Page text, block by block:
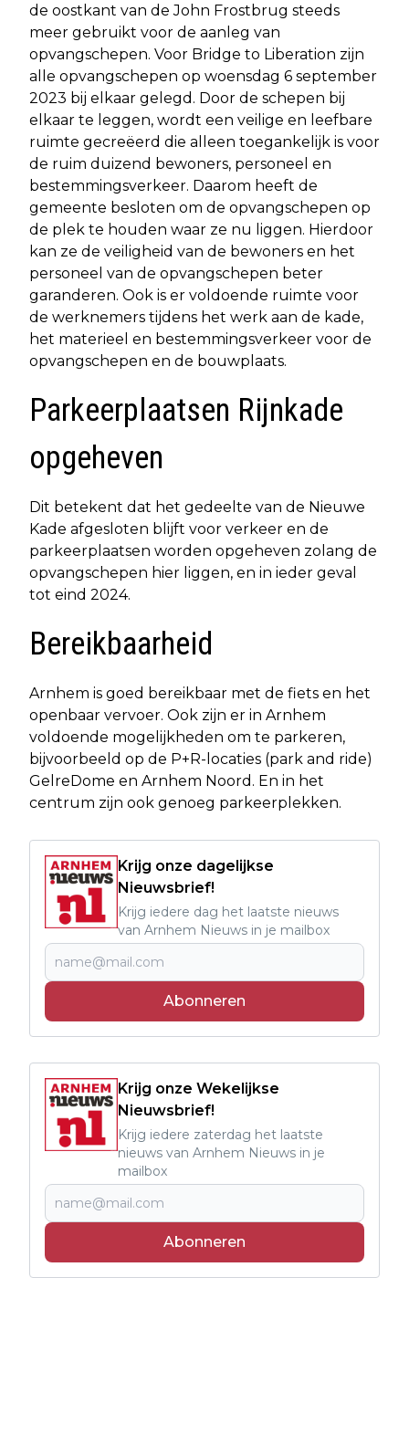
de oostkant van de John Frostbrug steeds
meer gebruikt voor de aanleg van
opvangschepen. Voor Bridge to Liberation zijn
alle opvangschepen op woensdag 6 september
2023 bij elkaar gelegd. Door de schepen bij
elkaar te leggen, wordt een veilige en leefbare
ruimte gecreëerd die alleen toegankelijk is voor
de ruim duizend bewoners, personeel en
bestemmingsverkeer. Daarom heeft de
gemeente besloten om de opvangschepen op
de plek te houden waar ze nu liggen. Hierdoor
kan ze de veiligheid van de bewoners en het
personeel van de opvangschepen beter
garanderen. Ook is er voldoende ruimte voor
de werknemers tijdens het werk aan de kade,
het materieel en bestemmingsverkeer voor de
opvangschepen en de bouwplaats.
Parkeerplaatsen Rijnkade
opgeheven
Dit betekent dat het gedeelte van de Nieuwe
Kade afgesloten blijft voor verkeer en de
parkeerplaatsen worden opgeheven zolang de
opvangschepen hier liggen, en in ieder geval
tot eind 2024.
Bereikbaarheid
Arnhem is goed bereikbaar met de fiets en het
openbaar vervoer. Ook zijn er in Arnhem
voldoende mogelijkheden om te parkeren,
bijvoorbeeld op de P+R-locaties (park and ride)
GelreDome en Arnhem Noord. En in het
centrum zijn ook genoeg parkeerplekken.
Krijg onze dagelijkse
Nieuwsbrief!
Krijg iedere dag het laatste nieuws
van Arnhem Nieuws in je mailbox
Abonneren
Krijg onze Wekelijkse
Nieuwsbrief!
Krijg iedere zaterdag het laatste
nieuws van Arnhem Nieuws in je
mailbox
Abonneren